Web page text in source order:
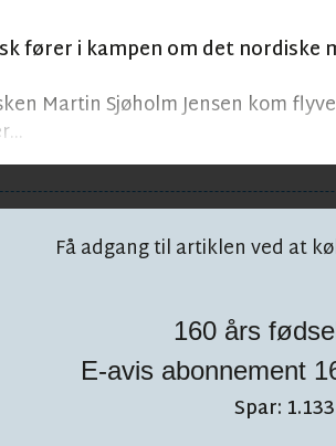
fører i kampen om det nordiske
Martin Sjøholm Jensen kom
Få adgang til artiklen ved at
160 års
E-avis abonnement
Spar:
på facebook!